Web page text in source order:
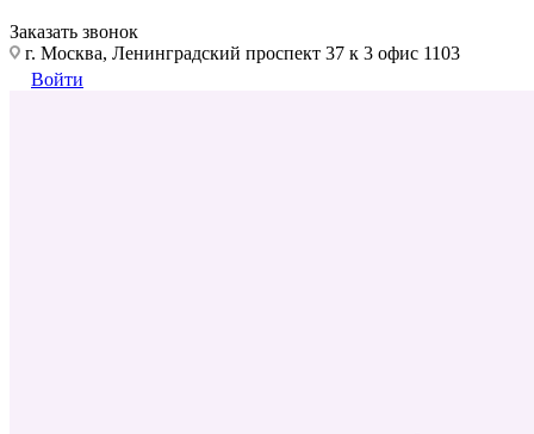
Заказать звонок
г. Москва, Ленинградский проспект 37 к 3 офис 1103
Войти